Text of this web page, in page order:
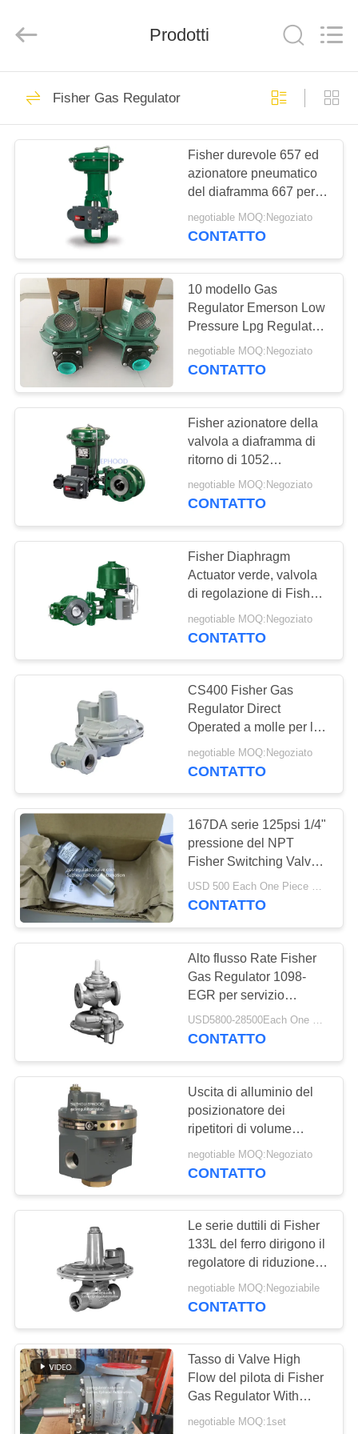
CASA.
PRODOTTI
VISITA
ALLA
FABBRICA
CONTROLLO
DELLA
QUALITÀ
CONTATTACI
CHIEDI UN
PREVENTIVO
DEL
INFORMATIVA
SULLA
PRIVACY
Equipment
Rights
Regolatore di
pressione del gas
Fisher Gas
Regulator
44
Moltiplicatore di
pressione
differenziale
17
Valvola automatica
di DSC
15
Valvola a sfera
dell'acciaio
inossidabile
valvola a
saracinesca
dell'acqua
18
valvola di globo
dell'acciaio
inossidabile
valvola a farfalla
dell'acqua
17
Prodotti
Fisher Gas Regulator
Fisher durevole 657 ed
azionatore pneumatico
del diaframma 667 per la
valvola di regolazione
negotiable MOQ:Negoziato
CONTATTO
10 modello Gas
Regulator Emerson Low
Pressure Lpg Regulator
di PSI R622-DFG Fisher
R622
negotiable MOQ:Negoziato
CONTATTO
Fisher azionatore della
valvola a diaframma di
ritorno di 1052
primavere, azionatore
rotatorio del diaframma
negotiable MOQ:Negoziato
CONTATTO
Fisher Diaphragm
Actuator verde, valvola
di regolazione di Fisher
Gas Regulator V250
negotiable MOQ:Negoziato
CONTATTO
CS400 Fisher Gas
Regulator Direct
Operated a molle per la
caldaia a gas
negotiable MOQ:Negoziato
CONTATTO
167DA serie 125psi 1/4"
pressione del NPT
Fisher Switching Valve
Three Way
USD 500 Each One Piece MOQ:6Sets
CONTATTO
Alto flusso Rate Fisher
Gas Regulator 1098-
EGR per servizio
corrosivo dell'ossigeno
degli ambienti
USD5800-28500Each One Set MOQ:6Sets
CONTATTO
Uscita di alluminio del
posizionatore dei
ripetitori di volume
2625NS della valvola a
gas di Fisher 2625
negotiable MOQ:Negoziato
CONTATTO
Le serie duttili di Fisher
133L del ferro dirigono il
regolatore di riduzione
della pressione azionato
del gas
negotiable MOQ:Negoziabile
CONTATTO
Tasso di Valve High
Flow del pilota di Fisher
Gas Regulator With
161EB dell'acciaio del
negotiable MOQ:1set